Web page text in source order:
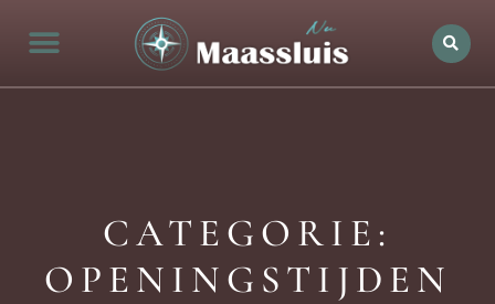
CATEGORIE:
OPENINGSTIJDEN